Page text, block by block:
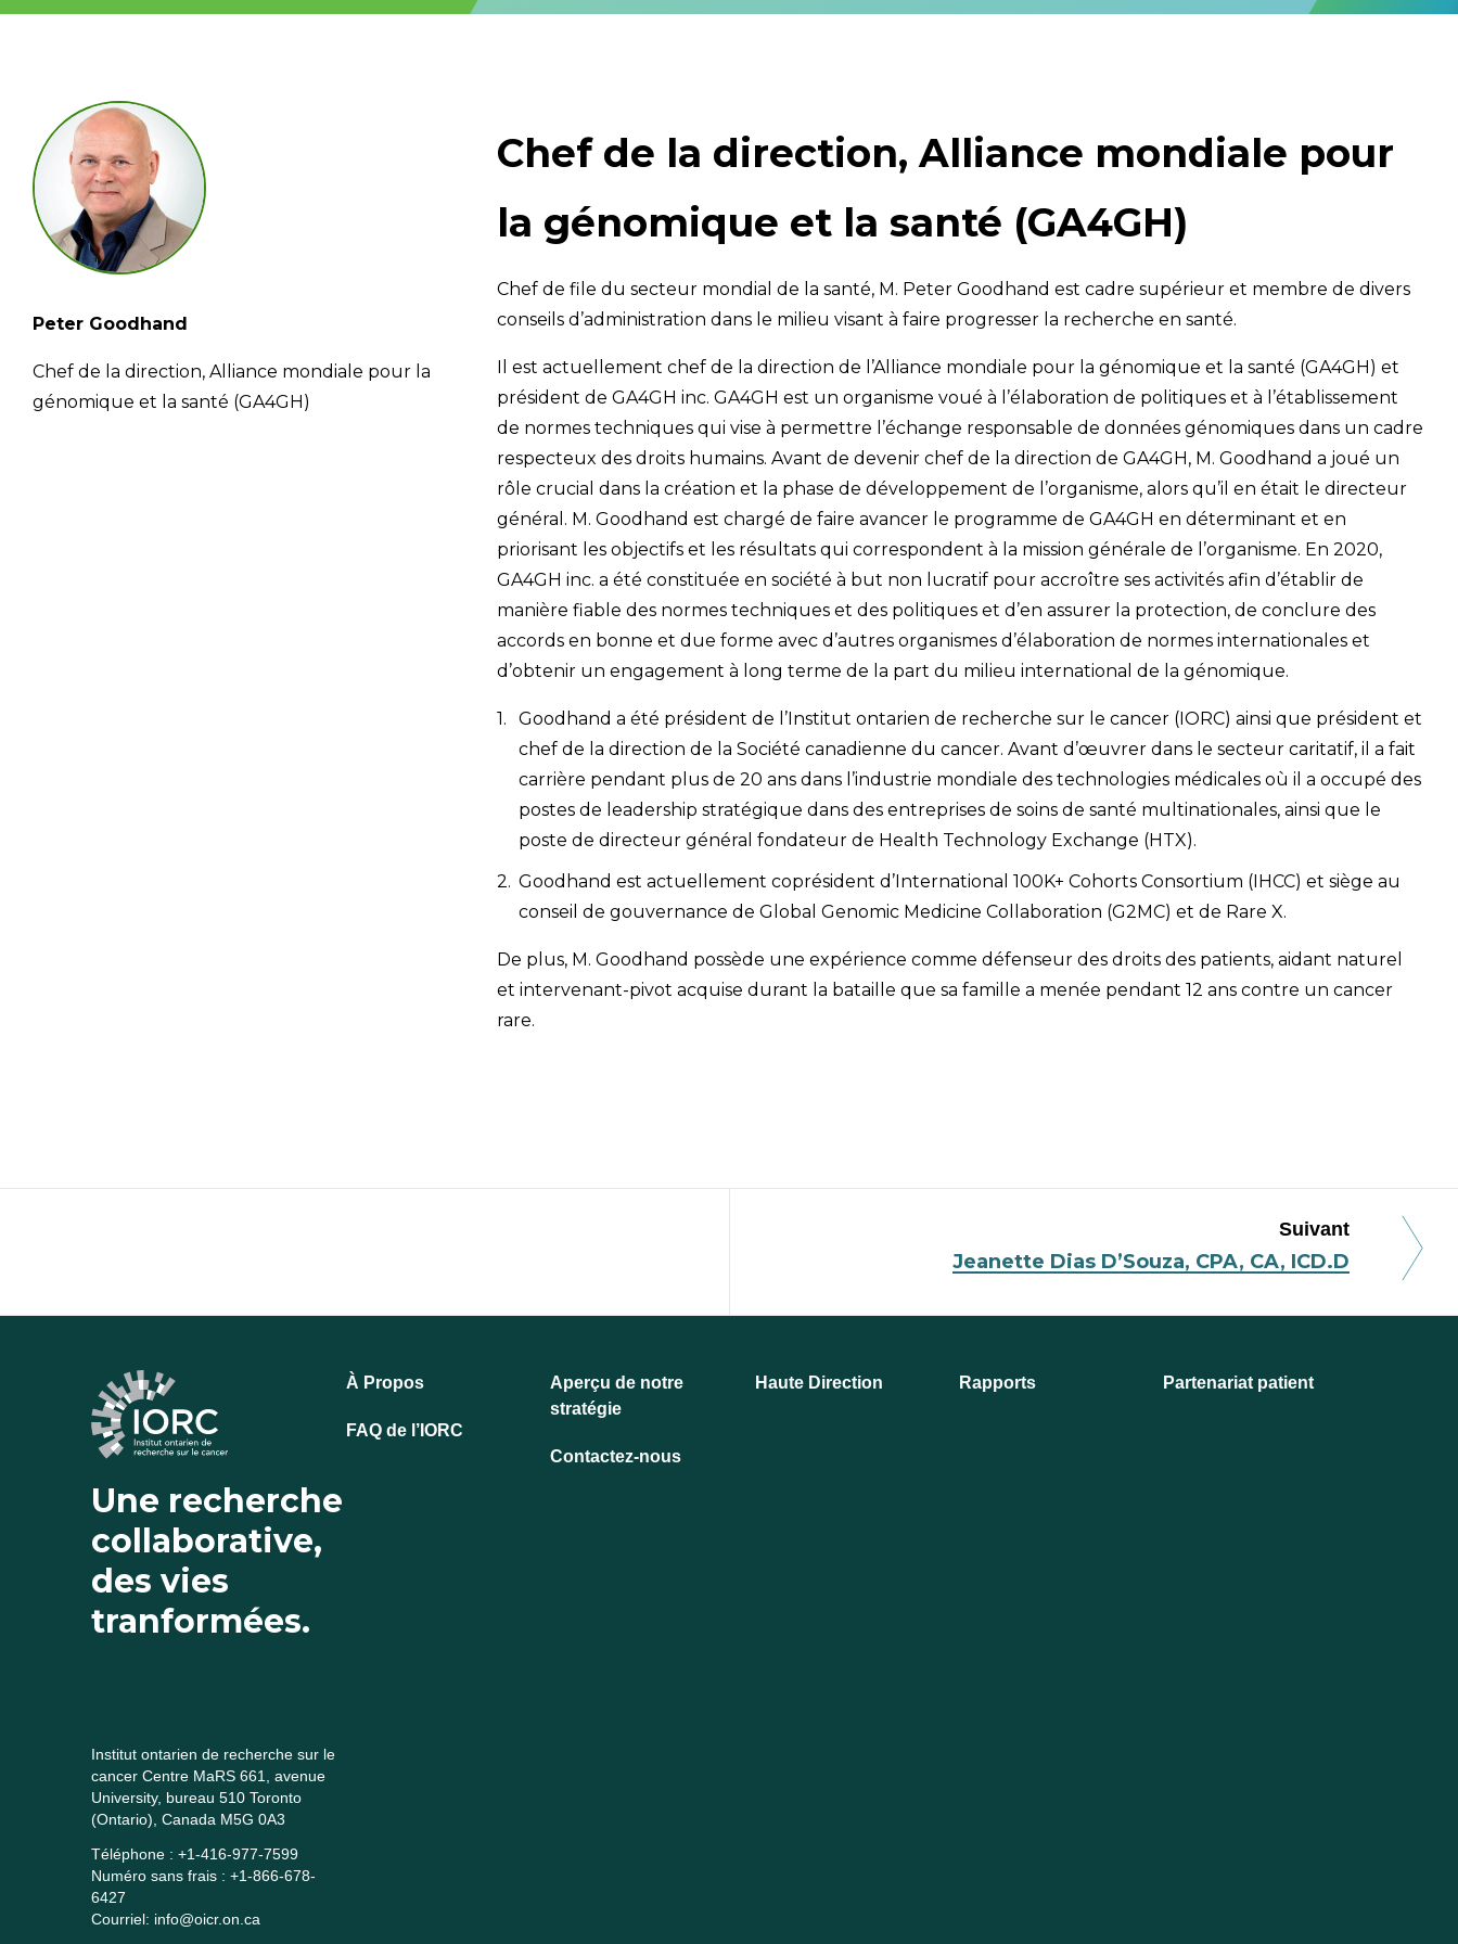
Peter Goodhand
Chef de la direction, Alliance mondiale pour la
génomique et la santé (GA4GH)
Chef de la direction, Alliance mondiale pour
la génomique et la santé (GA4GH)
Chef de file du secteur mondial de la santé, M. Peter Goodhand est cadre supérieur et membre de divers
conseils d’administration dans le milieu visant à faire progresser la recherche en santé.
Il est actuellement chef de la direction de l’Alliance mondiale pour la génomique et la santé (GA4GH) et
président de GA4GH inc. GA4GH est un organisme voué à l’élaboration de politiques et à l’établissement
de normes techniques qui vise à permettre l’échange responsable de données génomiques dans un cadre
respecteux des droits humains. Avant de devenir chef de la direction de GA4GH, M. Goodhand a joué un
rôle crucial dans la création et la phase de développement de l’organisme, alors qu’il en était le directeur
général. M. Goodhand est chargé de faire avancer le programme de GA4GH en déterminant et en
priorisant les objectifs et les résultats qui correspondent à la mission générale de l’organisme. En 2020,
GA4GH inc. a été constituée en société à but non lucratif pour accroître ses activités afin d’établir de
manière fiable des normes techniques et des politiques et d’en assurer la protection, de conclure des
accords en bonne et due forme avec d’autres organismes d’élaboration de normes internationales et
d’obtenir un engagement à long terme de la part du milieu international de la génomique.
Goodhand a été président de l’Institut ontarien de recherche sur le cancer (IORC) ainsi que président et
chef de la direction de la Société canadienne du cancer. Avant d’œuvrer dans le secteur caritatif, il a fait
carrière pendant plus de 20 ans dans l’industrie mondiale des technologies médicales où il a occupé des
postes de leadership stratégique dans des entreprises de soins de santé multinationales, ainsi que le
poste de directeur général fondateur de Health Technology Exchange (HTX).
Goodhand est actuellement coprésident d’International 100K+ Cohorts Consortium (IHCC) et siège au
conseil de gouvernance de Global Genomic Medicine Collaboration (G2MC) et de Rare X.
De plus, M. Goodhand possède une expérience comme défenseur des droits des patients, aidant naturel
et intervenant-pivot acquise durant la bataille que sa famille a menée pendant 12 ans contre un cancer
rare.
Suivant
Jeanette Dias D’Souza, CPA, CA, ICD.D
Une recherche
collaborative,
des vies
tranformées.
Institut ontarien de recherche sur le
cancer Centre MaRS 661, avenue
University, bureau 510 Toronto
(Ontario), Canada M5G 0A3
Téléphone : +1-416-977-7599
Numéro sans frais : +1-866-678-
6427
Courriel: info@oicr.on.ca
À Propos
FAQ de l’IORC
Aperçu de notre
stratégie
Contactez-nous
Haute Direction Rapports Partenariat patient